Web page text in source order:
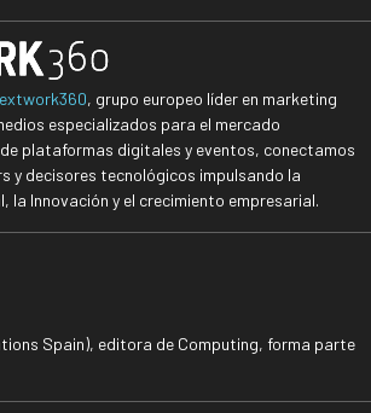
, grupo europeo líder en marketing
especializados para el mercado
plataformas digitales y eventos, conectamos
y decisores tecnológicos impulsando la
la Innovación y el crecimiento empresarial.
Spain), editora de Computing, forma parte